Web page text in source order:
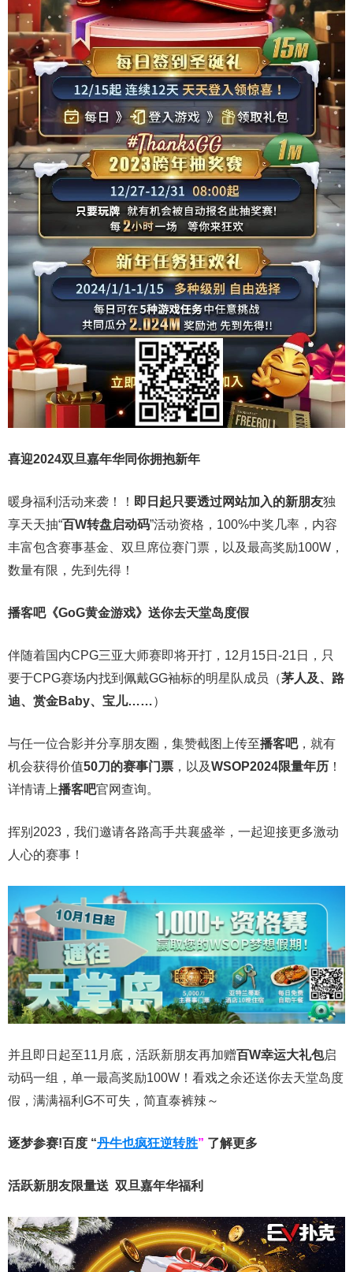
喜迎2024双旦嘉年华同你拥抱新年
暖身福利活动来袭！！ 即日起只要透过网站加入的新朋友独
享天天抽“百W转盘启动码”活动资格，100%中奖几率，内容
丰富包含赛事基金、双旦席位赛门票，以及最高奖励100W，
数量有限，先到先得！
播客吧《GoG黄金游戏》 送你去天堂岛度假
伴随着国内CPG三亚大师赛即将开打，12月15日-21日，只
要于CPG赛场内找到佩戴GG袖标的明星队成员（茅人及、路
迪、赏金Baby、宝儿……）
与任一位合影并分享朋友圈，集赞截图上传至播客吧，就有
机会获得价值50刀的赛事门票 ，以及WSOP2024限量年历 ！
详情请上播客吧官网查询。
挥别2023，我们邀请各路高手共襄盛举，一起迎接更多激动
人心的赛事！
并且即日起至11月底，活跃新朋友再加赠百W幸运大礼包启
动码一组，单一最高奖励100W！看戏之余还送你去天堂岛度
假，满满福利G不可失，简直泰裤辣～
逐梦参赛!百度 “丹牛也疯狂逆转胜” 了解更多
活跃新朋友限量送 双旦嘉年华福利